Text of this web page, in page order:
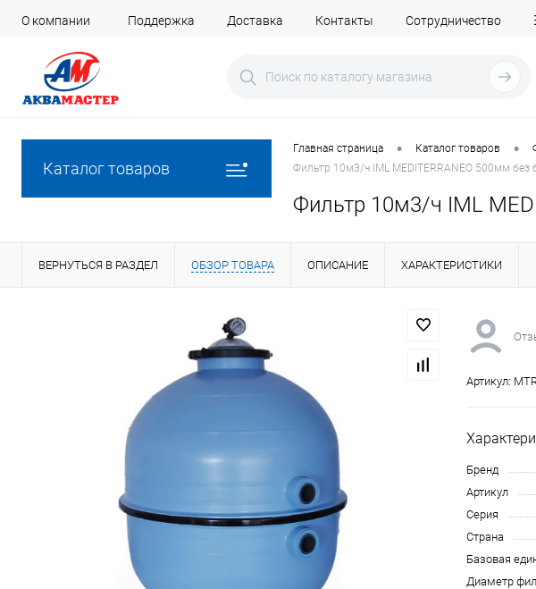
О компании Поддержка Доставка Контакты Сотрудничество
Каталог товаров
Главная страница • Каталог товаров •
Фильтр 10м3/ч IML MEDITERRANEO 500мм без
Фильтр 10м3/ч IML
ВЕРНУТЬСЯ В РАЗДЕЛ ОБЗОР ТОВАРА ОПИСАНИЕ ХАРАКТЕРИСТИКИ
Артикул:
Бренд
Артикул
Серия
Страна
Базовая
Диаметр